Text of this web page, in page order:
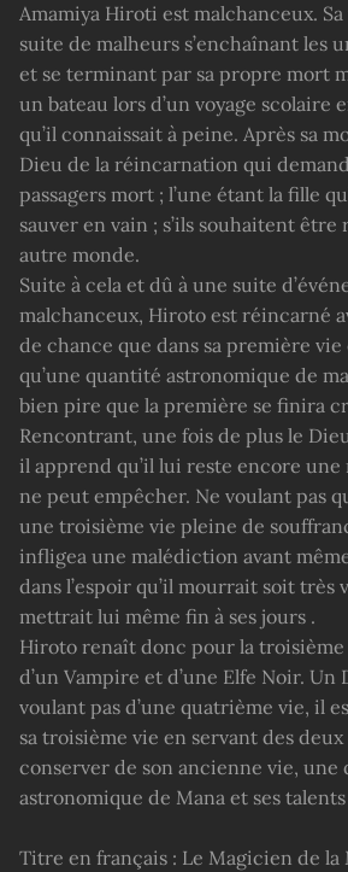
Amamiya Hiroti est malchanceux. Sa
suite de malheurs s’enchaînant les
et se terminant par sa propre mort
un bateau lors d’un voyage scolaire
qu’il connaissait à peine. Après sa
Dieu de la réincarnation qui
passagers mort ; l’une étant la fille
sauver en vain ; s’ils souhaitent
autre monde.
Suite à cela et dû à une suite
malchanceux, Hiroto est réincarné
de chance que dans sa première vie
qu’une quantité astronomique de
bien pire que la première se finira
Rencontrant, une fois de plus le
il apprend qu’il lui reste encore
ne peut empêcher. Ne voulant pas
une troisième vie pleine de
infligea une malédiction avant
dans l’espoir qu’il mourrait soit très
mettrait lui même fin à ses jours .
Hiroto renaît donc pour la
d’un Vampire et d’une Elfe Noir. Un
voulant pas d’une quatrième vie, il
sa troisième vie en servant des deux
conserver de son ancienne vie, une
astronomique de Mana et ses
Titre en français : Le Magicien de